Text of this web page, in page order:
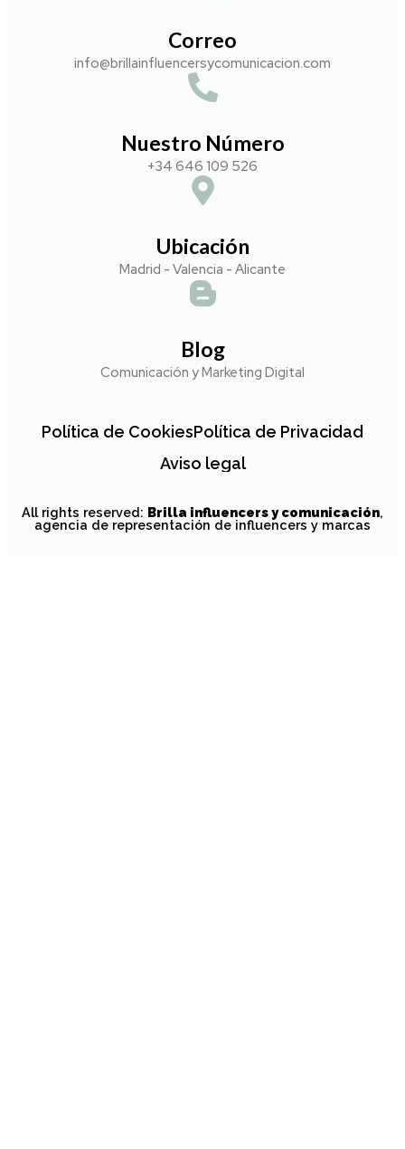
Correo
info@brillainfluencersycomunicacion.com​
Nuestro Número
+34 646 109 526
Ubicación
Madrid - Valencia - Alicante
Blog
Política de CookiesPolítica de Privacidad